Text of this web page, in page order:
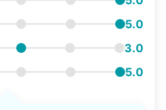
5.0
3.0
5.0